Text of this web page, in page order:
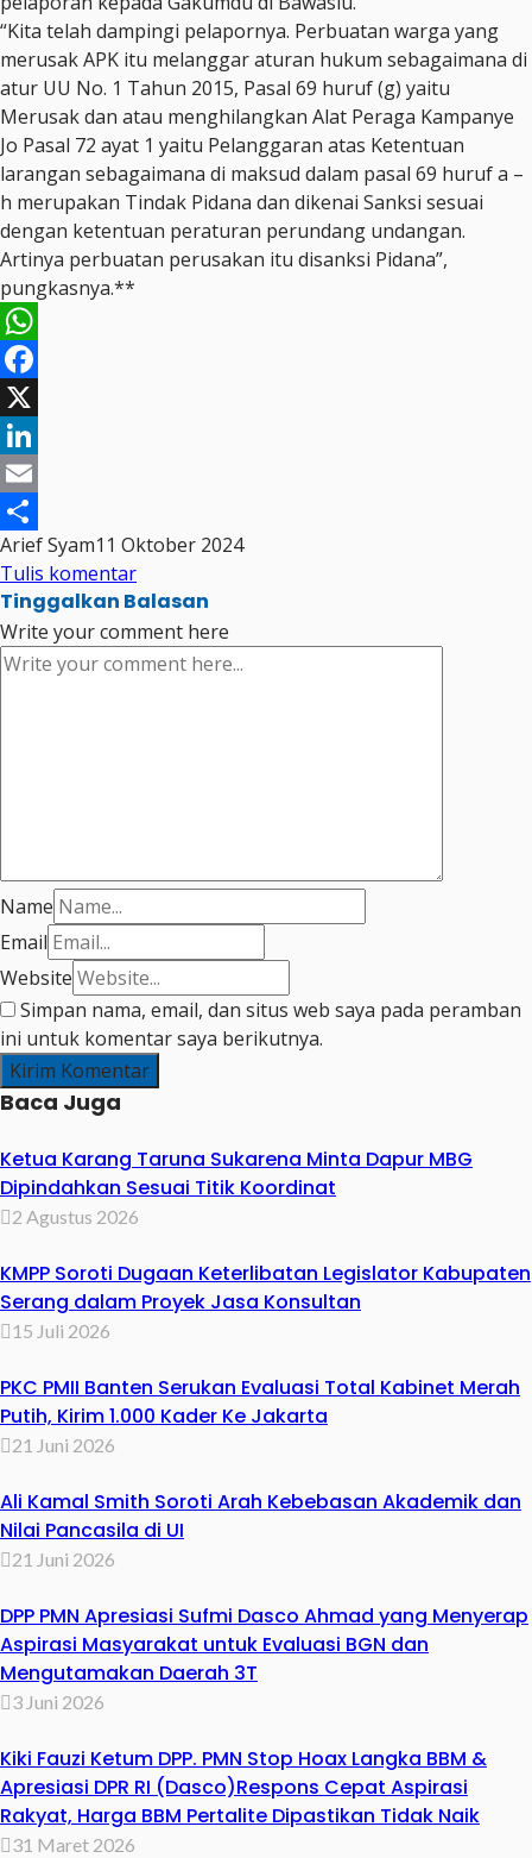
“Kita telah dampingi pelapornya. Perbuatan warga yang
merusak APK itu melanggar aturan hukum sebagaimana di
atur UU No. 1 Tahun 2015, Pasal 69 huruf (g) yaitu
Merusak dan atau menghilangkan Alat Peraga Kampanye
Jo Pasal 72 ayat 1 yaitu Pelanggaran atas Ketentuan
larangan sebagaimana di maksud dalam pasal 69 huruf a –
h merupakan Tindak Pidana dan dikenai Sanksi sesuai
dengan ketentuan peraturan perundang undangan.
Artinya perbuatan perusakan itu disanksi Pidana”,
pungkasnya.**
WhatsApp
Facebook
X
LinkedIn
Email
Share
Arief Syam11 Oktober 2024
Tulis komentar
Tinggalkan Balasan
Write your comment here
Name
Email
Website
Simpan nama, email, dan situs web saya pada peramban
ini untuk komentar saya berikutnya.
Baca Juga
Ketua Karang Taruna Sukarena Minta Dapur MBG
Dipindahkan Sesuai Titik Koordinat
2 Agustus 2026
KMPP Soroti Dugaan Keterlibatan Legislator Kabupaten
Serang dalam Proyek Jasa Konsultan
15 Juli 2026
PKC PMII Banten Serukan Evaluasi Total Kabinet Merah
Putih, Kirim 1.000 Kader Ke Jakarta
21 Juni 2026
Ali Kamal Smith Soroti Arah Kebebasan Akademik dan
Nilai Pancasila di UI
21 Juni 2026
DPP PMN Apresiasi Sufmi Dasco Ahmad yang Menyerap
Aspirasi Masyarakat untuk Evaluasi BGN dan
Mengutamakan Daerah 3T
3 Juni 2026
Kiki Fauzi Ketum DPP. PMN Stop Hoax Langka BBM &
Apresiasi DPR RI (Dasco)Respons Cepat Aspirasi
Rakyat, Harga BBM Pertalite Dipastikan Tidak Naik
31 Maret 2026